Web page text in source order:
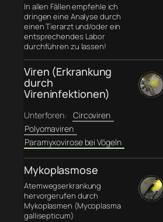
In allen Fällen empfehle ich
dringen eine Analyse durch
einen Tierarzt und/oder ein
entsprechendes Labor
durchführen zu lassen!
Viren (Erkrankung
durch
Vireninfektionen)
Unterforen:
Circoviren
Polyomaviren
Paramyxovirose bei Vögeln
Mykoplasmose
Atemwegserkrankung
hervorgerufen durch
Mykoplasmen (Mycoplasma
gallisepticum)